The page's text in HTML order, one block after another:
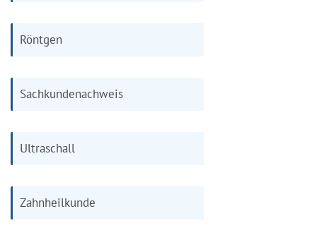
Röntgen
Sachkundenachweis
Ultraschall
Zahnheilkunde